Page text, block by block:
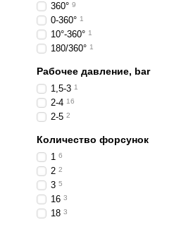
360° 9
0-360° 1
10°-360° 1
180/360° 1
Рабочее давление, bar
1,5-3 1
2-4 16
2-5 2
Количество форсунок
1 6
2 2
3 5
16 3
18 3